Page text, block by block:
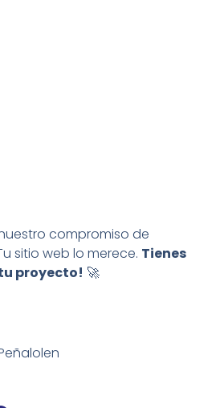
compromiso de
sitio web lo merece. Tienes
proyecto! 🚀